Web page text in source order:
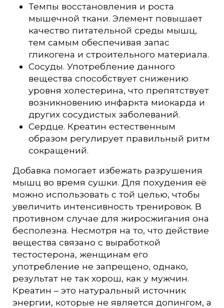
Темпы восстановления и роста
мышечной ткани. Элемент повышает
качество питательной среды мышц,
тем самым обеспечивая запас
гликогена и строительного материала.
Сосуды. Употребление данного
вещества способствует снижению
уровня холестерина, что препятствует
возникновению инфаркта миокарда и
других сосудистых заболеваний.
Сердце. Креатин естественным
образом регулирует правильный ритм
сокращений.
Добавка помогает избежать разрушения
мышц во время сушки. Для похудения её
можно использовать с той целью, чтобы
увеличить интенсивность тренировок. В
противном случае для жиросжигания она
бесполезна. Несмотря на то, что действие
вещества связано с выработкой
тестостерона, женщинам его
употребление не запрещено, однако,
результат не так хорош, как у мужчин.
Креатин – это натуральный источник
энергии, которые не является допингом, а